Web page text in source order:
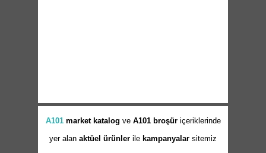
A101 market katalog ve A101 broşüriçeriklerinde
yer alan aktüel ürünler ile kampanyalar sitemiz